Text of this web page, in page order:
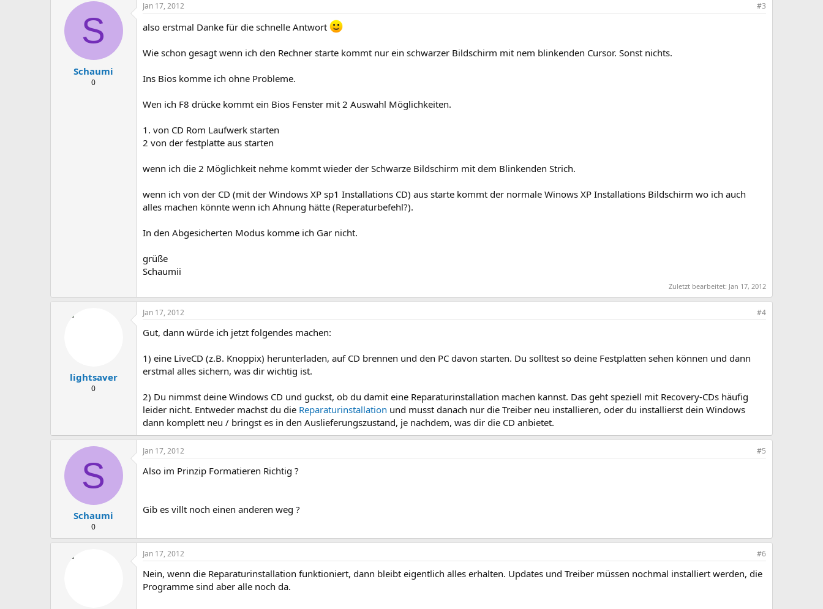
S
Schaumi
0
Jan 17, 2012 #3
also erstmal Danke für die schnelle Antwort
Wie schon gesagt wenn ich den Rechner starte kommt nur ein schwarzer Bildschirm mit nem blinkenden Cursor. Sonst nichts.
Ins Bios komme ich ohne Probleme.
Wen ich F8 drücke kommt ein Bios Fenster mit 2 Auswahl Möglichkeiten.
1. von CD Rom Laufwerk starten
2 von der festplatte aus starten
wenn ich die 2 Möglichkeit nehme kommt wieder der Schwarze Bildschirm mit dem Blinkenden Strich.
wenn ich von der CD (mit der Windows XP sp1 Installations CD) aus starte kommt der normale Winows XP Installations Bildschirm wo ich auch
alles machen könnte wenn ich Ahnung hätte (Reperaturbefehl?).
In den Abgesicherten Modus komme ich Gar nicht.
grüße
Schaumii
Zuletzt bearbeitet: Jan 17, 2012
lightsaver
0
Jan 17, 2012 #4
Gut, dann würde ich jetzt folgendes machen:
1) eine LiveCD (z.B. Knoppix) herunterladen, auf CD brennen und den PC davon starten. Du solltest so deine Festplatten sehen können und dann
erstmal alles sichern, was dir wichtig ist.
2) Du nimmst deine Windows CD und guckst, ob du damit eine Reparaturinstallation machen kannst. Das geht speziell mit Recovery-CDs häufig
leider nicht. Entweder machst du die Reparaturinstallation und musst danach nur die Treiber neu installieren, oder du installierst dein Windows
dann komplett neu / bringst es in den Auslieferungszustand, je nachdem, was dir die CD anbietet.
S
Schaumi
0
Jan 17, 2012 #5
Also im Prinzip Formatieren Richtig ?
Gib es villt noch einen anderen weg ?
Jan 17, 2012 #6
Nein, wenn die Reparaturinstallation funktioniert, dann bleibt eigentlich alles erhalten. Updates und Treiber müssen nochmal installiert werden, die
Programme sind aber alle noch da.